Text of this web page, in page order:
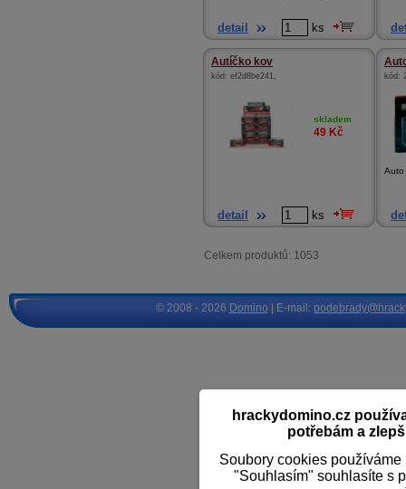
detail ks
Autíčko kov
kód: ef2d8be241,
skladem
49 Kč
detail ks
kód:
Auto
Celkem produktů: 1053
hrackydomino.cz
potřebám a
Soubory cookies
"Souhlasím" souhlasíte s
© 2008 - 2026 Domino | E-mail: